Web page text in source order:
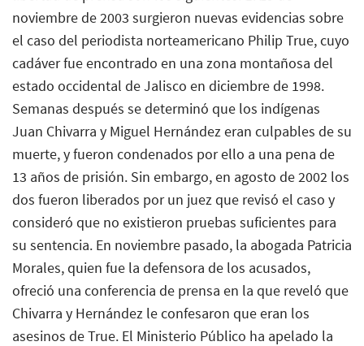
noviembre de 2003 surgieron nuevas evidencias sobre
el caso del periodista norteamericano Philip True, cuyo
cadáver fue encontrado en una zona montañosa del
estado occidental de Jalisco en diciembre de 1998.
Semanas después se determinó que los indígenas
Juan Chivarra y Miguel Hernández eran culpables de su
muerte, y fueron condenados por ello a una pena de
13 años de prisión. Sin embargo, en agosto de 2002 los
dos fueron liberados por un juez que revisó el caso y
consideró que no existieron pruebas suficientes para
su sentencia. En noviembre pasado, la abogada Patricia
Morales, quien fue la defensora de los acusados,
ofreció una conferencia de prensa en la que reveló que
Chivarra y Hernández le confesaron que eran los
asesinos de True. El Ministerio Público ha apelado la